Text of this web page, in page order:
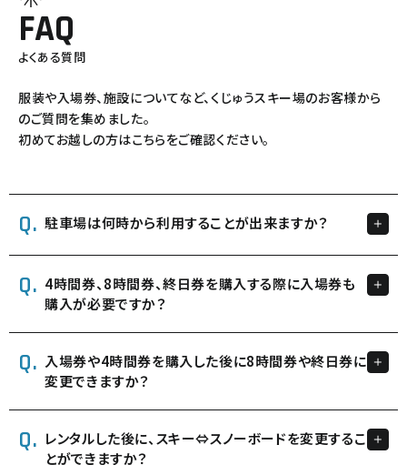
FAQ
よくある質問
服装や入場券、施設についてなど、くじゅうスキー場のお客様から
のご質問を集めました。
初めてお越しの方はこちらをご確認ください。
駐車場は何時から利用することが出来ますか？
4時間券、8時間券、終日券を購入する際に入場券も
購入が必要ですか？
入場券や4時間券を購入した後に8時間券や終日券に
変更できますか？
レンタルした後に、スキー⇔スノーボードを変更するこ
とができますか？